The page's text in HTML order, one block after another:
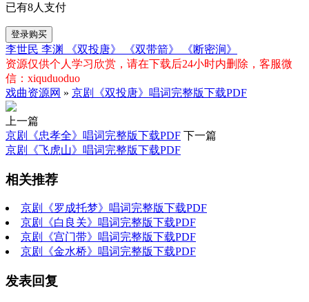
已有8人支付
登录购买
李世民 李渊 《双投唐》 《双带箭》
《断密涧》
资源仅供个人学习欣赏，请在下载后24小时内删除，客服微
信：xiquduoduo
戏曲资源网 » 京剧《双投唐》唱词完整版下载PDF
上一篇
京剧《忠孝全》唱词完整版下载PDF 下一篇
京剧《飞虎山》唱词完整版下载PDF
相关推荐
京剧《罗成托梦》唱词完整版下载PDF
京剧《白良关》唱词完整版下载PDF
京剧《宫门带》唱词完整版下载PDF
京剧《金水桥》唱词完整版下载PDF
发表回复